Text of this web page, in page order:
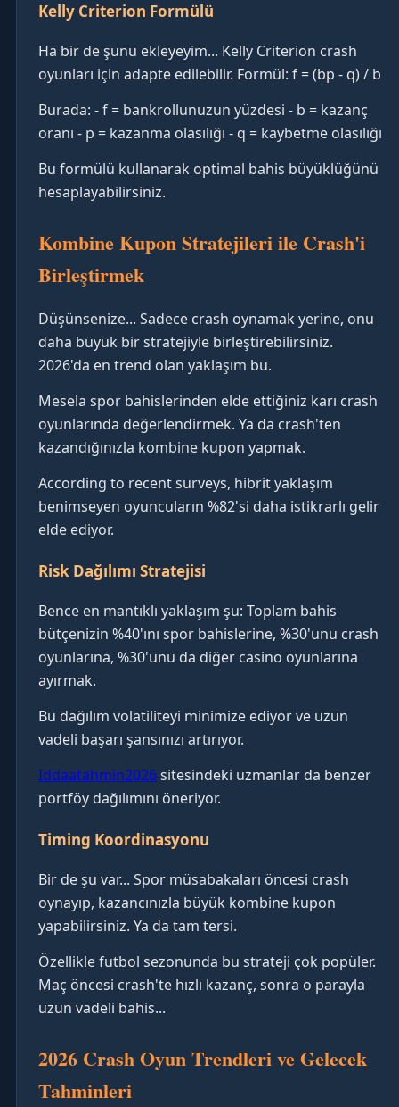
Kelly Criterion Formülü
Ha bir de şunu ekleyeyim... Kelly Criterion crash
oyunları için adapte edilebilir. Formül: f = (bp - q) / b
Burada: - f = bankrollunuzun yüzdesi - b = kazanç
oranı - p = kazanma olasılığı - q = kaybetme olasılığı
Bu formülü kullanarak optimal bahis büyüklüğünü
hesaplayabilirsiniz.
Kombine Kupon Stratejileri ile Crash'i
Birleştirmek
Düşünsenize... Sadece crash oynamak yerine, onu
daha büyük bir stratejiyle birleştirebilirsiniz.
2026'da en trend olan yaklaşım bu.
Mesela spor bahislerinden elde ettiğiniz karı crash
oyunlarında değerlendirmek. Ya da crash'ten
kazandığınızla kombine kupon yapmak.
According to recent surveys, hibrit yaklaşım
benimseyen oyuncuların %82'si daha istikrarlı gelir
elde ediyor.
Risk Dağılımı Stratejisi
Bence en mantıklı yaklaşım şu: Toplam bahis
bütçenizin %40'ını spor bahislerine, %30'unu crash
oyunlarına, %30'unu da diğer casino oyunlarına
ayırmak.
Bu dağılım volatiliteyi minimize ediyor ve uzun
vadeli başarı şansınızı artırıyor.
Iddaatahmin2026sitesindeki uzmanlar da benzer
portföy dağılımını öneriyor.
Timing Koordinasyonu
Bir de şu var... Spor müsabakaları öncesi crash
oynayıp, kazancınızla büyük kombine kupon
yapabilirsiniz. Ya da tam tersi.
Özellikle futbol sezonunda bu strateji çok popüler.
Maç öncesi crash'te hızlı kazanç, sonra o parayla
uzun vadeli bahis...
2026 Crash Oyun Trendleri ve Gelecek
Tahminleri